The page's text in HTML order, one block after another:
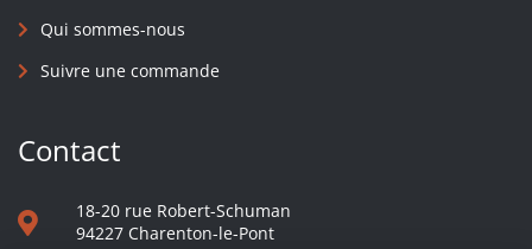
Qui sommes-nous
Suivre une commande
Contact
18-20 rue Robert-Schuman
94227 Charenton-le-Pont